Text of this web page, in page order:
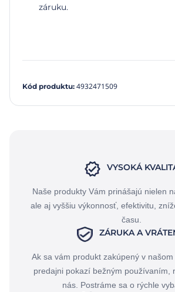
záruku.
Kód produktu: 4932471509
VYSOKÁ
Naše produkty Vám prinášajú nielen
ale aj vyššiu výkonnosť, efektivitu,
času.
ZÁRUKA A
Ak sa vám produkt zakúpený v
predajni pokazí bežným používaním,
nás. Postráme sa o rýchle